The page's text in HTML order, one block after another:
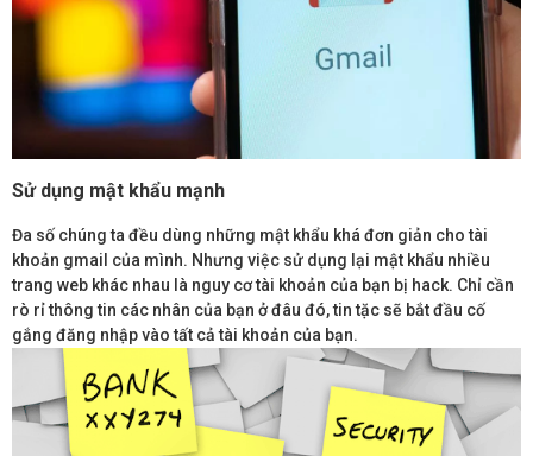
Sử dụng mật khẩu mạnh
Đa số chúng ta đều dùng những mật khẩu khá đơn giản cho tài
khoản gmail của mình. Nhưng việc sử dụng lại mật khẩu nhiều
trang web khác nhau là nguy cơ tài khoản của bạn bị hack. Chỉ cần
rò rỉ thông tin các nhân của bạn ở đâu đó, tin tặc sẽ bắt đầu cố
gắng đăng nhập vào tất cả tài khoản của bạn.